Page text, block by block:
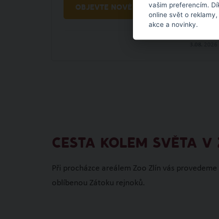
OBJEVTE NOVÉ VĚCI
CESTA KOLEM SVĚTA V
Při procházce areálem Zoo Zlín vás
oblíbenou Zátoku rejnoků.
vašim preferencím.
online svět o
akce a novinky.